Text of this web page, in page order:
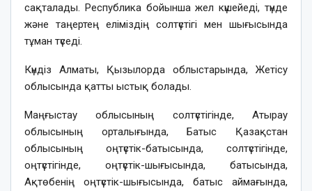
сақталады. Республика бойынша жел күшейеді, түнде
және таңертең еліміздің солтүстігі мен шығысында
тұман түседі.
Күндіз Алматы, Қызылорда облыстарында, Жетісу
облысында қатты ыстық болады.
Маңғыстау облысының солтүстігінде, Атырау
облысының орталығында, Батыс Қазақстан
облысының оңтүстік-батысында, солтүстігінде,
оңтүстігінде, оңтүстік-шығысында, батысында,
Ақтөбенің оңтүстік-шығысында, батыс аймағында,